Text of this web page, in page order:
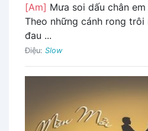
[Am] Mưa soi dấu chân em
Theo những cánh rong trôi
đau ...
Điệu: Slow